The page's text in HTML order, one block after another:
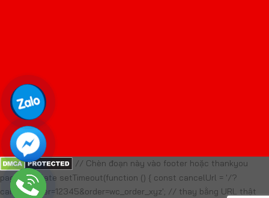
// Chèn đoạn này vào footer hoặc thankyou
page template setTimeout(function () { const cancelUrl = '/?
cancel_order=12345&order=wc_order_xyz'; // thay bằng URL thật